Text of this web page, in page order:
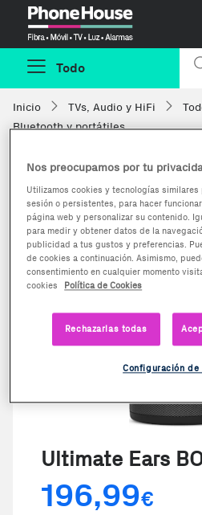
Todo
Inicio TVs, Audio y HiFi
Bluetooth y portátiles
Ultimate Ears
196,99€
Nos preocupamos por tu
Utilizamos cookies y tecnologías
sesión o persistentes, para hacer
página web y personalizar su contenido.
para medir y obtener datos de la
publicidad a tus gustos y preferencias.
de cookies a continuación. Asimismo,
consentimiento en cualquier momento
cookies
Política de Cookies
Rechazarlas todas
Configuración de